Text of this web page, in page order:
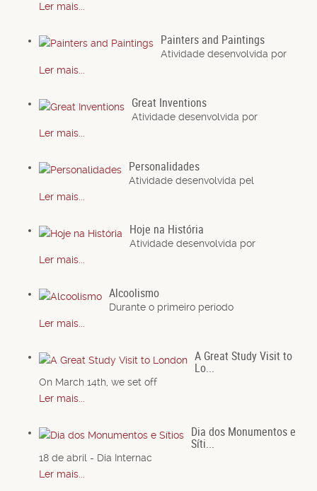
Ler mais...
Painters and Paintings
Atividade desenvolvida por
Ler mais...
Great Inventions
Atividade desenvolvida por
Ler mais...
Personalidades
Atividade desenvolvida pel
Ler mais...
Hoje na História
Atividade desenvolvida por
Ler mais...
Alcoolismo
Durante o primeiro período
Ler mais...
A Great Study Visit to
Lo...
On March 14th, we set off
Ler mais...
Dia dos Monumentos e
Síti...
18 de abril - Dia Internac
Ler mais...